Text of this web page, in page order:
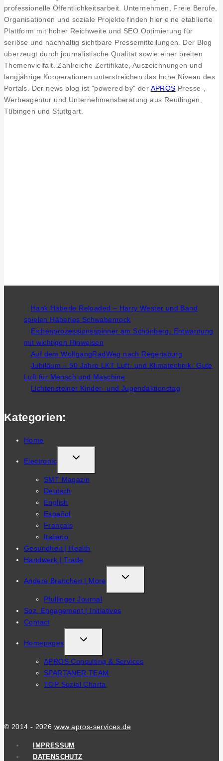
professionelle Öffentlichkeitsarbeit. Unternehmen, Freie Berufe,
Organisationen und soziale Projekte finden hier eine etablierte
Plattform mit hoher Reichweite und SEO Optimierung für
seriöse und nachhaltig sichtbare Pressemitteilungen. Der Blog
überzeugt durch journalistische Qualität sowie einer breiten
Themenvielfalt. Zahlreiche Zertifikate, Auszeichnungen und
langjährige Kooperationen unterstreichen das hohe Niveau des
Portals. Der news blog ist "powered by" der APROS Presse-,
Werbeagentur und Unternehmensberatung aus Reutlingen,
Tübingen und Stuttgart.
Hank Häberle Reloaded – Harry Wester und Band
spielen Häberles Schwabenrock
Eichenprozessionsspinner am Schönberg: Entwarnung
mit wichtigen Hinweisen
Auf dem WolfgangRadWeg nach Regensburg
Jubiläum – 50 Jahre LKT Luft- und Klimatechnik- Gute
Luft für Mensch und Maschine
Lichtensteiner Kinder- und Jugendaktionstag
Kategorien:
Home
Electronic
TOGGLE
CHILD
MENU
SMT Magazin
Deutsch
English
Español
Français
Italiano
Gesundheit | Health
Handwerk | Trade
Andere Branchen | More
TOGGLE
CHILD
Pfullinger Journal
Soz. Engagement | Initiatives
Contact
Homepages
TOGGLE
CHILD
APROS Consulting & Services
SPARTANER TEAM
TOP Sozial Charta
© 2014 - 2026 www.apros-services.de
IMPRESSUM
DATENSCHUTZ